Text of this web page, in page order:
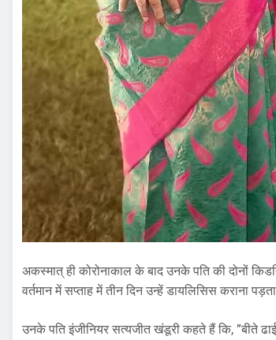
अकस्मात् ही कोरोनाकाल के बाद उनके पति की दोनों
वर्तमान में सप्ताह में तीन दिन उन्हें डायलिसिस कराना
उनके पति इंजीनियर सत्यजीत खंडूरी कहते हैं कि, ”बीते